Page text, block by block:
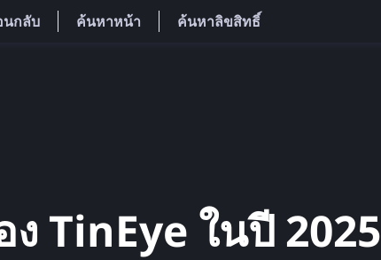
กลับ ค้นหาหน้า ค้นหาลิขสิทธิ์
TinEye ในปี 2025